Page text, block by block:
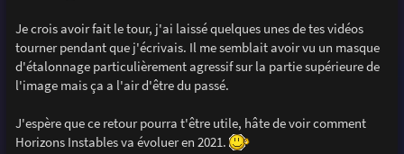
Je crois avoir fait le tour, j'ai laissé quelques unes de tes vidéos
tourner pendant que j'écrivais. Il me semblait avoir vu un masque
d'étalonnage particulièrement agressif sur la partie supérieure de
l'image mais ça a l'air d'être du passé.
J'espère que ce retour pourra t'être utile, hâte de voir comment
Horizons Instables va évoluer en 2021.